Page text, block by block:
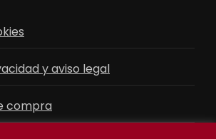
y aviso legal
compra